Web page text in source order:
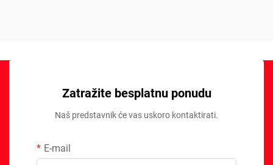
Zatražite besplatnu ponudu
Naš predstavnik će vas uskoro kontaktirati.
E-mail